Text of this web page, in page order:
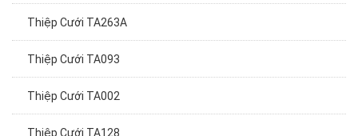
Thiệp Cưới TA263A
Thiệp Cưới TA093
Thiệp Cưới TA002
Thiệp Cưới TA128